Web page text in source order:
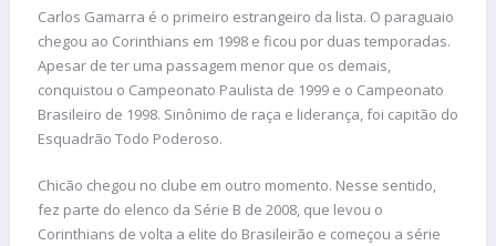
Carlos Gamarra é o primeiro estrangeiro da lista. O paraguaio
chegou ao Corinthians em 1998 e ficou por duas temporadas.
Apesar de ter uma passagem menor que os demais,
conquistou o Campeonato Paulista de 1999 e o Campeonato
Brasileiro de 1998. Sinônimo de raça e liderança, foi capitão do
Esquadrão Todo Poderoso.
Chicão chegou no clube em outro momento. Nesse sentido,
fez parte do elenco da Série B de 2008, que levou o
Corinthians de volta a elite do Brasileirão e começou a série